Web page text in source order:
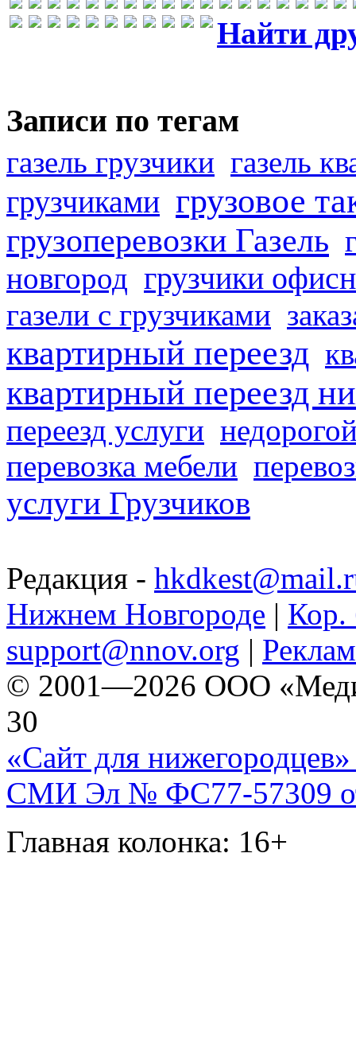
Найти
Записи по тегам
газель грузчики газель
грузчиками грузовое
грузоперевозки Газель
новгород грузчики
газели с грузчиками
квартирный переезд
квартирный переезд
переезд услуги
перевозка мебели
услуги Грузчиков
Редакция -
Нижнем Новгороде | Кор.
support@nnov.org |
© 2001—2026 ООО
30
«Сайт для нижегородцев»
СМИ Эл № ФС77-57309
Главная колонка: 16+